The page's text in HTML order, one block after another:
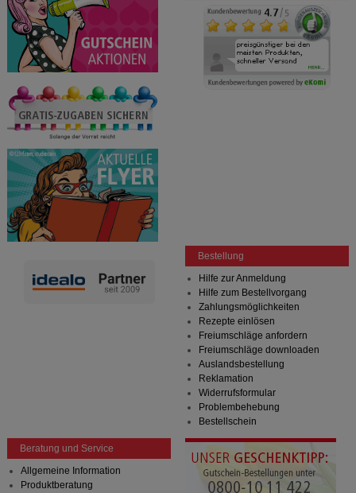
Bestellung
Hilfe zur Anmeldung
Hilfe zum Bestellvorgang
Zahlungsmöglichkeiten
Rezepte einlösen
Freiumschläge anfordern
Freiumschläge downloaden
Auslandsbestellung
Reklamation
Widerrufsformular
Problembehebung
Bestellschein
Beratung und Service
Allgemeine Information
Produktberatung